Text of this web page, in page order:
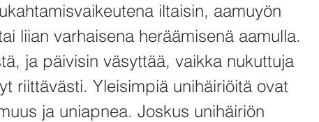
iltaisin, aamuyön
liian varhaisena heräämisenä aamulla.
ja päivisin väsyttää, vaikka nukuttuja
riittävästi. Yleisimpiä unihäiriöitä ovat
ja uniapnea. Joskus unihäiriön